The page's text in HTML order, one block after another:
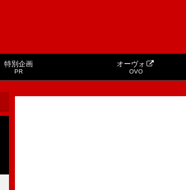
特別企画
PR
オーヴォ
OVO